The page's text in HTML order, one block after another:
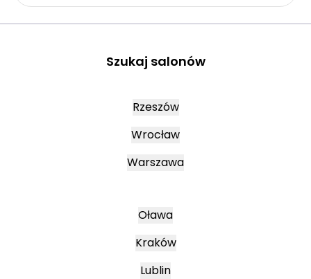
Szukaj salonów
Rzeszów
Wrocław
Warszawa
Oława
Kraków
Lublin